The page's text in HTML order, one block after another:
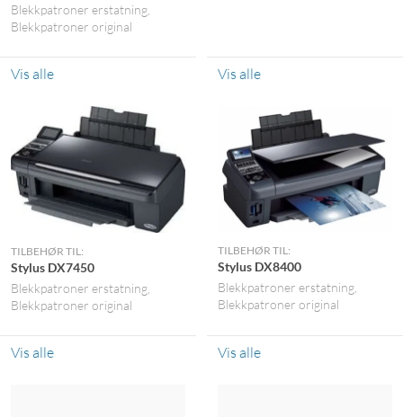
Blekkpatroner erstatning
Blekkpatroner original
Vis alle Vis alle
TILBEHØR TIL:
Stylus DX7450
Blekkpatroner erstatning
Blekkpatroner original
Vis alle
TILBEHØR TIL:
Stylus DX8400
Blekkpatroner erstatning
Blekkpatroner original
Vis alle